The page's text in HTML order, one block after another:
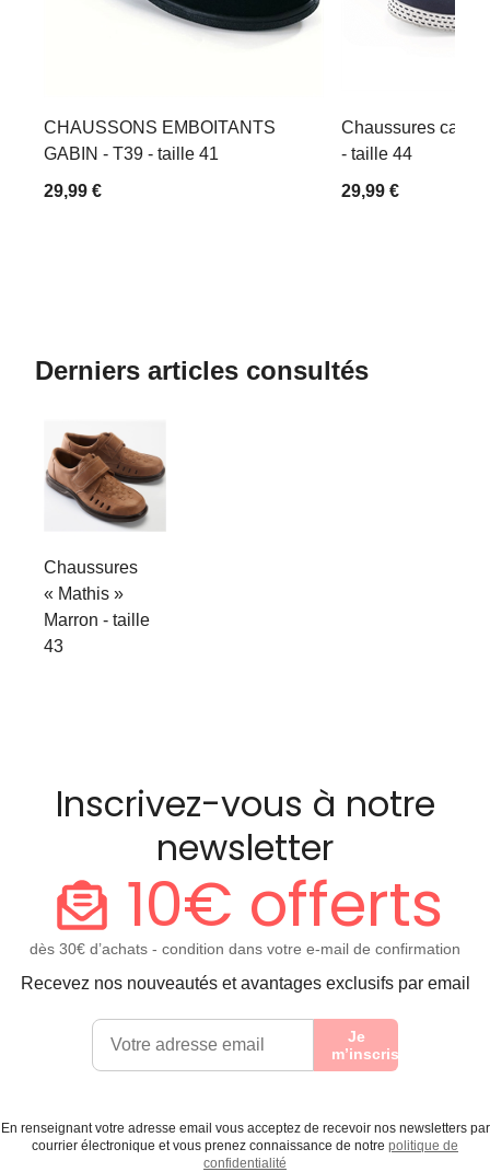
CHAUSSONS EMBOITANTS
GABIN - T39 - taille 41
29,99 €
Chaussures
- taille 44
29,99 €
Derniers articles consultés
Chaussures
« Mathis »
Marron - taille
43
Inscrivez-vous à notre
newsletter
10€ offerts
dès 30€ d’achats - condition dans votre e-mail de confirmation
Recevez nos nouveautés et avantages exclusifs par email
Je
m’inscris
En renseignant votre adresse email vous acceptez de recevoir nos newsletters par
courrier électronique et vous prenez connaissance de notre politique de
confidentialité